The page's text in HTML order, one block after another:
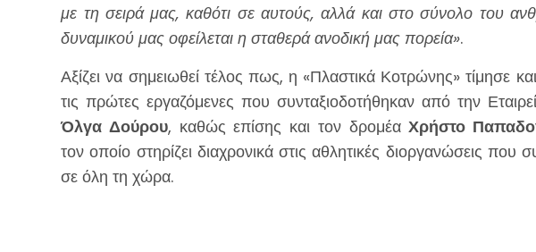
με τη σειρά μας, καθότι σε αυτούς, αλλά και στο σύνολο του
δυναμικού μας οφείλεται η σταθερά ανοδική μας πορεία».
Αξίζει να σημειωθεί τέλος πως, η «Πλαστικά Κοτρώνης» τίμησε
τις πρώτες εργαζόμενες που συνταξιοδοτήθηκαν από την
Όλγα Δούρου, καθώς επίσης και τον δρομέαΧρήστο
τον οποίο στηρίζει διαχρονικά στις αθλητικές διοργανώσεις που
σε όλη τη χώρα.